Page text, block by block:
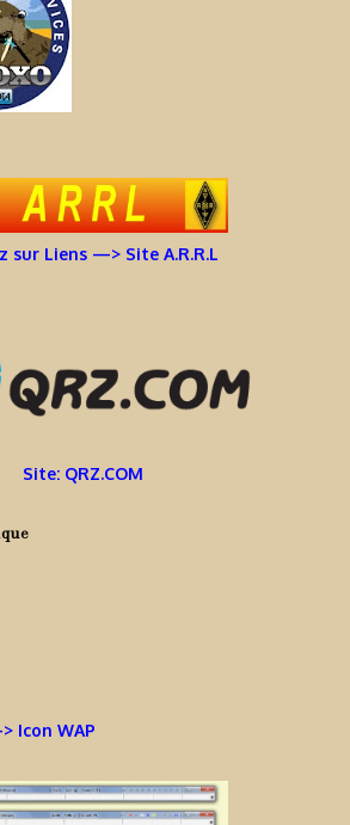
sur Liens —> Site A.R.R.L
Site: QRZ.COM
Icon WAP